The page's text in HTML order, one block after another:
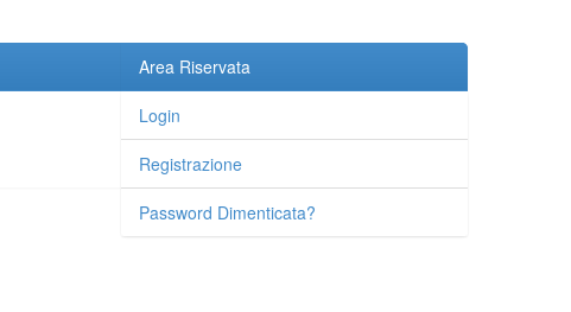
Area Riservata
Login
Registrazione
Password Dimenticata?